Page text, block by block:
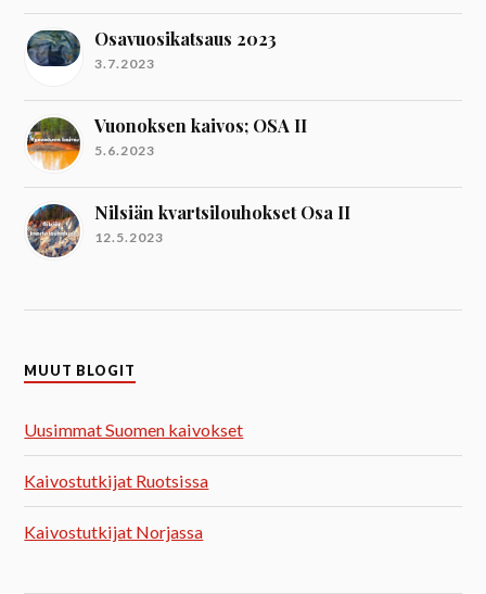
Osavuosikatsaus 2023
3.7.2023
Vuonoksen kaivos; OSA II
5.6.2023
Nilsiän kvartsilouhokset Osa II
12.5.2023
MUUT BLOGIT
Uusimmat Suomen kaivokset
Kaivostutkijat Ruotsissa
Kaivostutkijat Norjassa